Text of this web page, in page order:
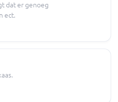
dat er genoeg
ect.